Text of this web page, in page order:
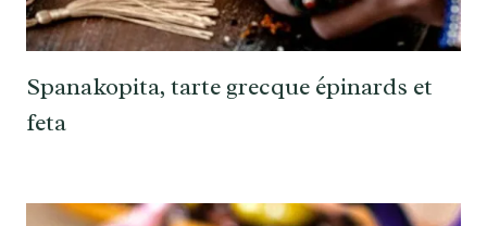
Spanakopita, tarte grecque épinards et
feta